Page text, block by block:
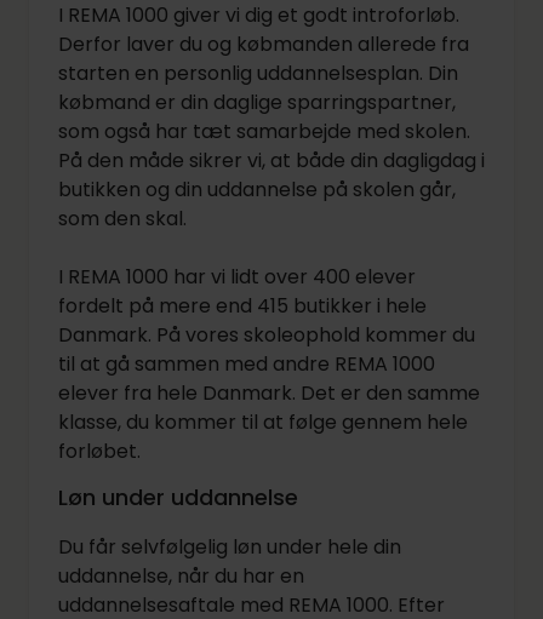
I REMA 1000 giver vi dig et godt introforløb.
Derfor laver du og købmanden allerede fra
starten en personlig uddannelsesplan. Din
købmand er din daglige sparringspartner,
som også har tæt samarbejde med skolen.
På den måde sikrer vi, at både din dagligdag i
butikken og din uddannelse på skolen går,
som den skal.
I REMA 1000 har vi lidt over 400 elever
fordelt på mere end 415 butikker i hele
Danmark. På vores skoleophold kommer du
til at gå sammen med andre REMA 1000
elever fra hele Danmark. Det er den samme
klasse, du kommer til at følge gennem hele
forløbet.
Løn under uddannelse
Du får selvfølgelig løn under hele din
uddannelse, når du har en
uddannelsesaftale med REMA 1000. Efter